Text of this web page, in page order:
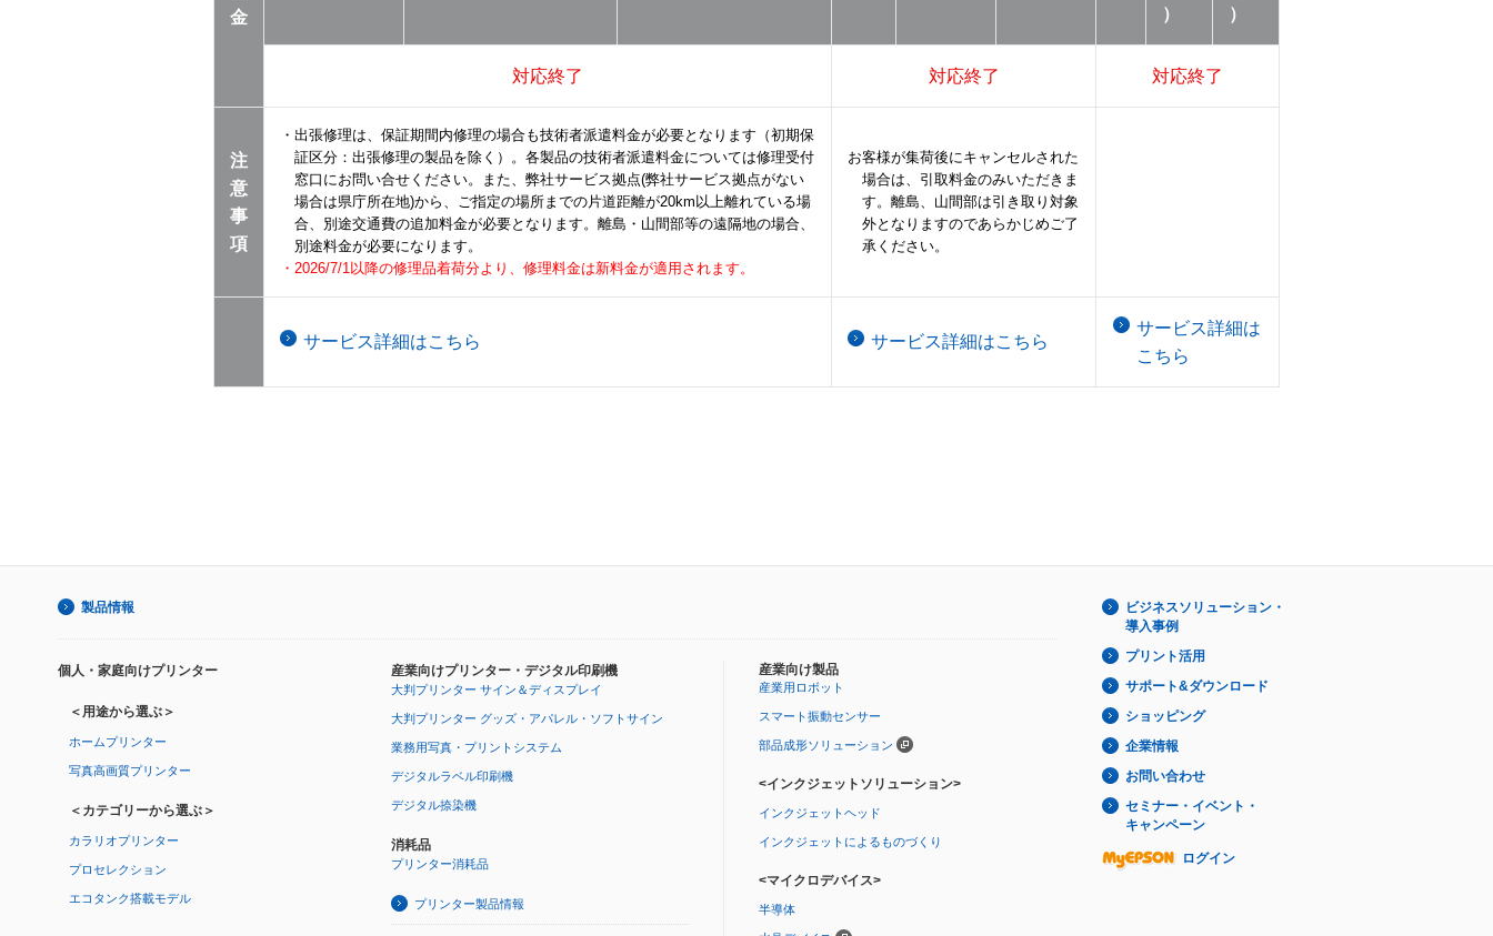
金
）
）
対応終了 対応終了 対応終了
注
意
事
項
・出張修理は、保証期間内修理の場合も技術者派遣料金が必要となります（初期保
証区分：出張修理の製品を除く）。各製品の技術者派遣料金については修理受付
窓口にお問い合せください。また、弊社サービス拠点(弊社サービス拠点がない
場合は県庁所在地)から、ご指定の場所までの片道距離が20km以上離れている場
合、別途交通費の追加料金が必要となります。離島・山間部等の遠隔地の場合、
別途料金が必要になります。
・2026/7/1以降の修理品着荷分より、修理料金は新料金が適用されます。
お客様が集荷後にキャンセルされた
場合は、引取料金のみいただきま
す。離島、山間部は引き取り対象
外となりますのであらかじめご了
承ください。
サービス詳細はこちら サービス詳細はこちら
サービス詳細は
こちら
製品情報
個人・家庭向けプリンター
＜用途から選ぶ＞
ホームプリンター
写真高画質プリンター
＜カテゴリーから選ぶ＞
カラリオプリンター
プロセレクション
エコタンク搭載モデル
産業向けプリンター・デジタル印刷機
大判プリンター サイン＆ディスプレイ
大判プリンター グッズ・アパレル・ソフトサイン
業務用写真・プリントシステム
デジタルラベル印刷機
デジタル捺染機
消耗品
プリンター消耗品
プリンター製品情報
産業向け製品
産業用ロボット
スマート振動センサー
部品成形ソリューション
<インクジェットソリューション>
インクジェットヘッド
インクジェットによるものづくり
<マイクロデバイス>
半導体
ビジネスソリューション・
導入事例
プリント活用
サポート&ダウンロード
ショッピング
企業情報
お問い合わせ
セミナー・イベント・
キャンペーン
ログイン